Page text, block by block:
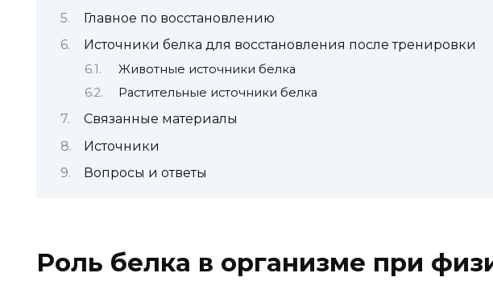
Главное по восстановлению
Источники белка для восстановления после тренировки
Животные источники белка
Растительные источники белка
Связанные материалы
Источники
Вопросы и ответы
Роль белка в организме при